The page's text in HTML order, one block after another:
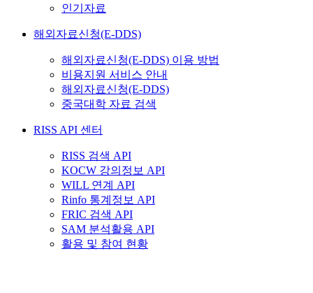
인기자료
해외자료신청(E-DDS)
해외자료신청(E-DDS) 이용 방법
비용지원 서비스 안내
해외자료신청(E-DDS)
중국대학 자료 검색
RISS API 센터
RISS 검색 API
KOCW 강의정보 API
WILL 연계 API
Rinfo 통계정보 API
FRIC 검색 API
SAM 분석활용 API
활용 및 참여 현황